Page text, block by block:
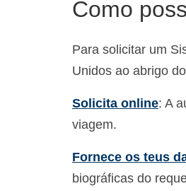
Como
Para solicitar um
Unidos ao abrigo
Solicita online: A
viagem.
Fornece os teus
biográficas do